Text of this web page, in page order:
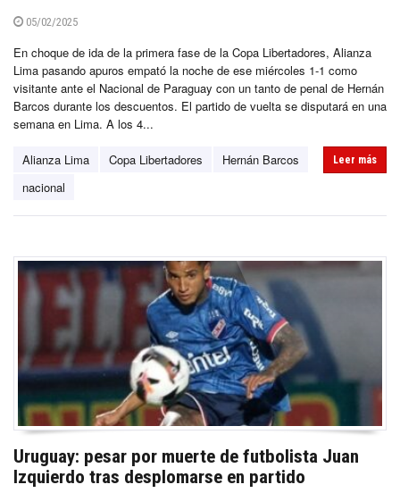
05/02/2025
En choque de ida de la primera fase de la Copa Libertadores, Alianza
Lima pasando apuros empató la noche de ese miércoles 1-1 como
visitante ante el Nacional de Paraguay con un tanto de penal de Hernán
Barcos durante los descuentos. El partido de vuelta se disputará en una
semana en Lima. A los 4...
Alianza Lima Copa Libertadores
Hernán Barcos
nacional
Leer más
Uruguay: pesar por muerte de futbolista Juan
Izquierdo tras desplomarse en partido